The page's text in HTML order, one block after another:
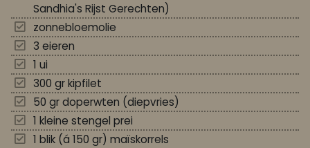
Sandhia's Rijst Gerechten)
zonnebloemolie
3 eieren
1 ui
300 gr kipfilet
50 gr doperwten (diepvries)
1 kleine stengel prei
1 blik (á 150 gr) maïskorrels